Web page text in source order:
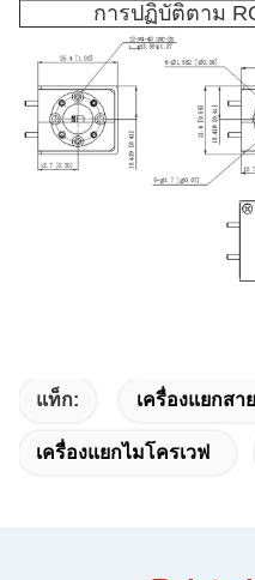
การปฏิบัติตาม
แท็ก: เครื่องแยกสา
เครื่องแยกไมโครเวฟ